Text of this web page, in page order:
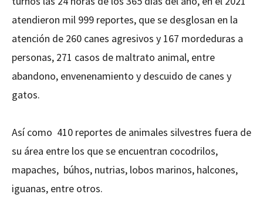
atendieron mil 999 reportes, que se desglosan en la
atención de 260 canes agresivos y 167 mordeduras a
personas, 271 casos de maltrato animal, entre
abandono, envenenamiento y descuido de canes y
gatos.
Así como 410 reportes de animales silvestres fuera de
su área entre los que se encuentran cocodrilos,
mapaches, búhos, nutrias, lobos marinos, halcones,
iguanas, entre otros.